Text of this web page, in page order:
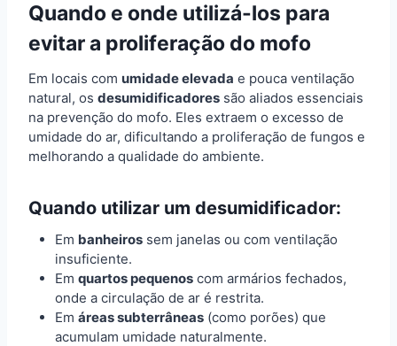
Quando e onde utilizá-los para
evitar a proliferação do mofo
Em locais com umidade elevada e pouca ventilação
natural, os desumidificadores são aliados essenciais
na prevenção do mofo. Eles extraem o excesso de
umidade do ar, dificultando a proliferação de fungos e
melhorando a qualidade do ambiente.
Quando utilizar um desumidificador:
Em banheiros sem janelas ou com ventilação
insuficiente.
Em quartos pequenos com armários fechados,
onde a circulação de ar é restrita.
Em áreas subterrâneas (como porões) que
acumulam umidade naturalmente.